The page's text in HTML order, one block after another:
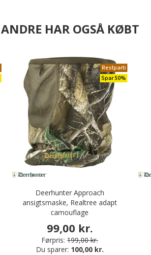
ANDRE HAR OGSÅ KØBT
Restparti
Spar 50%
Deerhunter Approach
ansigtsmaske, Realtree adapt
camouflage
99,00 kr.
Førpris: 199,00 kr.
Du sparer: 100,00 kr.